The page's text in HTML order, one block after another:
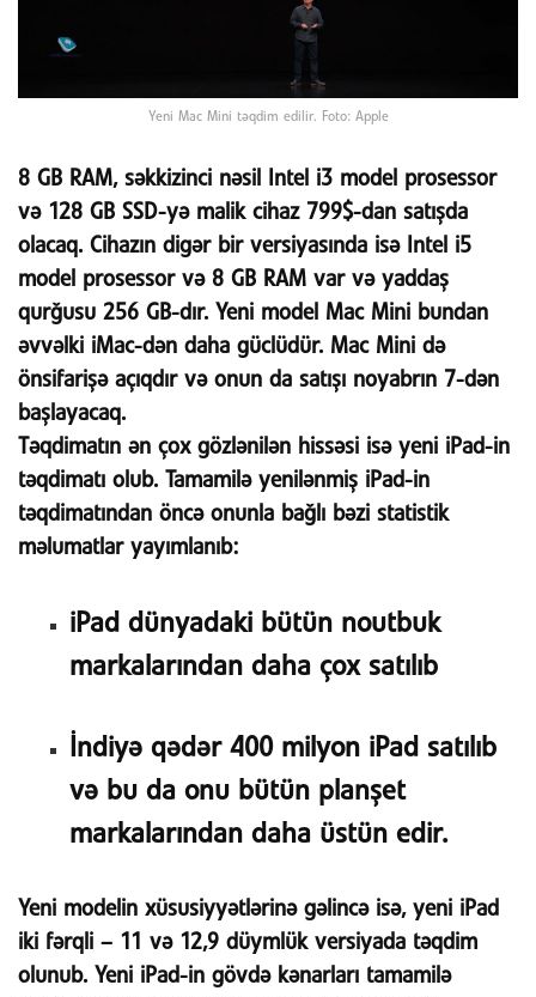
Yeni Mac Mini təqdim edilir. Foto: Apple
8 GB RAM, səkkizinci nəsil Intel i3 model prosessor
və 128 GB SSD-yə malik cihaz 799$-dan satışda
olacaq. Cihazın digər bir versiyasında isə Intel i5
model prosessor və 8 GB RAM var və yaddaş
qurğusu 256 GB-dır. Yeni model Mac Mini bundan
əvvəlki iMac-dən daha güclüdür. Mac Mini də
önsifarişə açıqdır və onun da satışı noyabrın 7-dən
başlayacaq.
Təqdimatın ən çox gözlənilən hissəsi isə yeni iPad-in
təqdimatı olub. Tamamilə yenilənmiş iPad-in
təqdimatından öncə onunla bağlı bəzi statistik
məlumatlar yayımlanıb:
iPad dünyadaki bütün noutbuk
markalarından daha çox satılıb
İndiyə qədər 400 milyon iPad satılıb
və bu da onu bütün planşet
markalarından daha üstün edir.
Yeni modelin xüsusiyyətlərinə gəlincə isə, yeni iPad
iki fərqli – 11 və 12,9 düymlük versiyada təqdim
olunub. Yeni iPad-in gövdə kənarları tamamilə